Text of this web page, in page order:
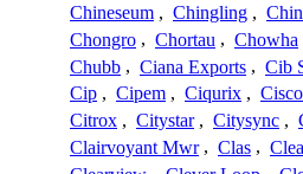
Chineseum , Chingling ,
Chongro , Chortau , Chowha
Chubb , Ciana Exports , Cib
Cip , Cipem , Ciqurix , Cisco
Citrox , Citystar , Citysync ,
Clairvoyant Mwr , Clas ,